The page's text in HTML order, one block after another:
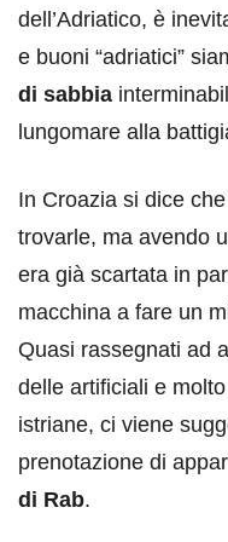
dell’Adriatico, è
e buoni “adriatici”
di sabbia
lungomare alla
In Croazia si dice che
trovarle, ma avendo
era già scartata in
macchina a fare un
Quasi rassegnati ad
delle artificiali e
istriane, ci viene
prenotazione di
di Rab.